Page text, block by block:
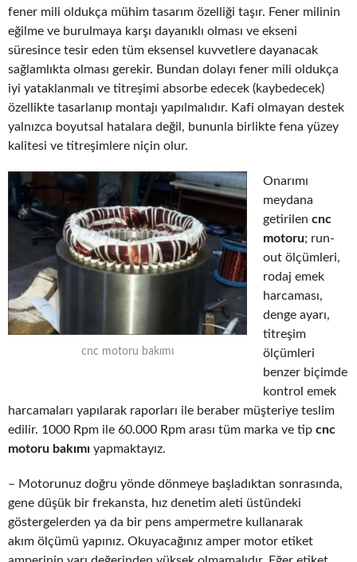
fener mili oldukça mühim tasarım özelliği taşır. Fener milinin
eğilme ve burulmaya karşı dayanıklı olması ve ekseni
süresince tesir eden tüm eksensel kuvvetlere dayanacak
sağlamlıkta olması gerekir. Bundan dolayı fener mili oldukça
iyi yataklanmalı ve titreşimi absorbe edecek (kaybedecek)
özellikte tasarlanıp montajı yapılmalıdır. Kafi olmayan destek
yalnızca boyutsal hatalara değil, bununla birlikte fena yüzey
kalitesi ve titreşimlere niçin olur.
cnc motoru bakımı
Onarımı
meydana
getirilen cnc
motoru; run-
out ölçümleri,
rodaj emek
harcaması,
denge ayarı,
titreşim
ölçümleri
benzer biçimde
kontrol emek
harcamaları yapılarak raporları ile beraber müşteriye teslim
edilir. 1000 Rpm ile 60.000 Rpm arası tüm marka ve tip cnc
motoru bakımı yapmaktayız.
– Motorunuz doğru yönde dönmeye başladıktan sonrasında,
gene düşük bir frekansta, hız denetim aleti üstündeki
göstergelerden ya da bir pens ampermetre kullanarak
akım ölçümü yapınız. Okuyacağınız amper motor etiket